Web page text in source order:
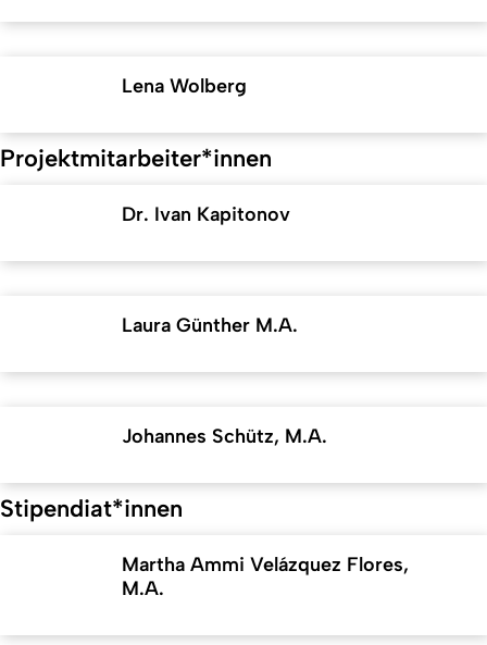
Lena Wolberg
Projektmitarbeiter*innen
Dr. Ivan Kapitonov
Laura Günther M.A.
Johannes Schütz, M.A.
Stipendiat*innen
Martha Ammi Velázquez Flores,
M.A.